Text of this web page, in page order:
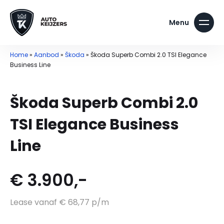
Home» Aanbod » Škoda » Škoda Superb Combi 2.0 TSI Elegance
Business Line
Škoda Superb Combi 2.0
TSI Elegance Business
Line
€ 3.900,-
Lease vanaf € 68,77 p/m